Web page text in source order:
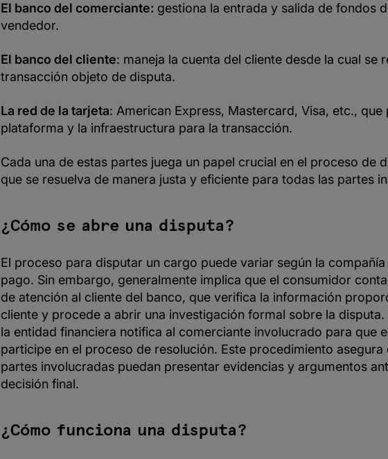
El banco del comerciante: gestiona la entrada y salida de fondos
vendedor.
El banco del cliente: maneja la cuenta del cliente desde la cual se
transacción objeto de disputa.
La red de la tarjeta: American Express, Mastercard, Visa, etc.,
plataforma y la infraestructura para la transacción.
Cada una de estas partes juega un papel crucial en el proceso de
que se resuelva de manera justa y eficiente para todas las partes
¿Cómo se abre una disputa?
El proceso para disputar un cargo puede variar según la
pago. Sin embargo, generalmente implica que el consumidor
de atención al cliente del banco, que verifica la información
cliente y procede a abrir una investigación formal sobre la
la entidad financiera notifica al comerciante involucrado para que
participe en el proceso de resolución. Este procedimiento asegura
partes involucradas puedan presentar evidencias y argumentos
decisión final.
¿Cómo funciona una disputa?